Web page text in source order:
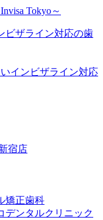
Tokyo～
ビザライン対応の歯
インビザライン対応
宿店
矯正歯科
デンタルクリニック